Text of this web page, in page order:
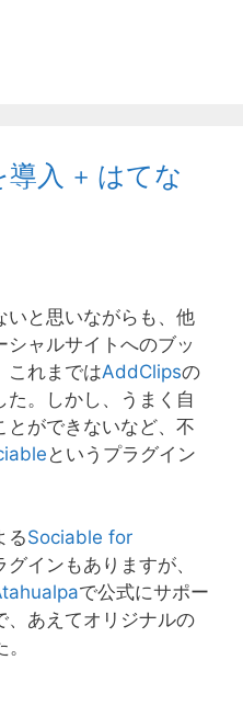
入 + はてな
いと思いながらも、他
ャルサイトへのブッ
これまではAddClipsの
。しかし、うまく自
とができないなど、不
というプラグイン
るSociable for
グインもありますが、
で公式にサポー
、あえてオリジナルの